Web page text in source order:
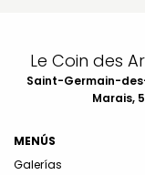
Le Coin des
Saint-Germain-des-
Marais,
MENÚS
Galerías